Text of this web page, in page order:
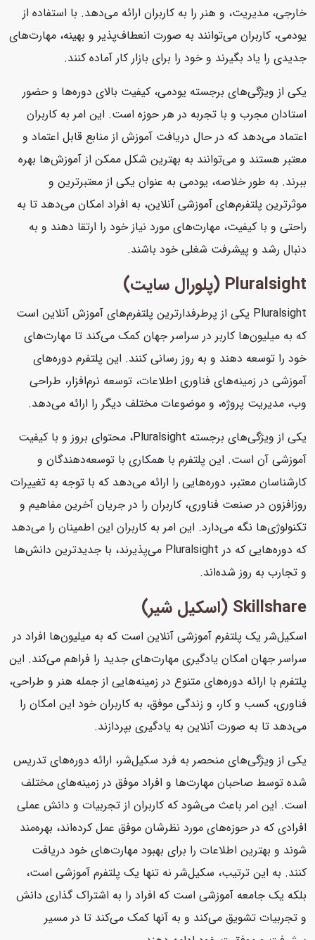
خارجی، مدیریت، و هنر را به کاربران ارائه می‌دهد. با استفاده از
یودمی، کاربران می‌توانند به صورت انعطاف‌پذیر و بهینه، مهارت‌های
جدیدی را یاد بگیرند و خود را برای بازار کار آماده کنند.
یکی از ویژگی‌های برجسته یودمی، کیفیت بالای دوره‌ها و حضور
استادان مجرب و با تجربه در هر حوزه است. این امر به کاربران
اعتماد می‌دهد که در حال دریافت آموزش از منابع قابل اعتماد و
معتبر هستند و می‌توانند به بهترین شکل ممکن از آموزش‌ها بهره
ببرند. به طور خلاصه، یودمی به عنوان یکی از معتبرترین و
موثرترین پلتفرم‌های آموزشی آنلاین، به افراد امکان می‌دهد تا به
راحتی و با کیفیت، مهارت‌های مورد نیاز خود را ارتقا دهند و به
دنبال رشد و پیشرفت شغلی خود باشند.
Pluralsight (پلورال سایت)
Pluralsight یکی از پرطرفدارترین پلتفرم‌های آموزش آنلاین است
که به میلیون‌ها کاربر در سراسر جهان کمک می‌کند تا مهارت‌های
خود را توسعه دهند و به روز رسانی کنند. این پلتفرم دوره‌های
آموزشی در زمینه‌های فناوری اطلاعات، توسعه نرم‌افزار، طراحی
وب، مدیریت پروژه، و موضوعات مختلف دیگر را ارائه می‌دهد.
یکی از ویژگی‌های برجسته Pluralsight، محتوای بروز و با کیفیت
آموزشی آن است. این پلتفرم با همکاری با توسعه‌دهندگان و
کارشناسان معتبر، دوره‌هایی را ارائه می‌دهد که با توجه به تغییرات
روزافزون در صنعت فناوری، کاربران را در جریان آخرین مفاهیم و
تکنولوژی‌ها نگه می‌دارد. این امر به کاربران این اطمینان را می‌دهد
که دوره‌هایی که در Pluralsight می‌پذیرند، با جدیدترین دانش‌ها
و تجارب به روز شده‌اند.
Skillshare (اسکیل شیر)
اسکیل‌شر یک پلتفرم آموزشی آنلاین است که به میلیون‌ها افراد در
سراسر جهان امکان یادگیری مهارت‌های جدید را فراهم می‌کند. این
پلتفرم با ارائه دوره‌های متنوع در زمینه‌هایی از جمله هنر و طراحی،
فناوری، کسب و کار، و زندگی موفق، به کاربران خود این امکان را
می‌دهد تا به صورت آنلاین به یادگیری بپردازند.
یکی از ویژگی‌های منحصر به فرد سکیل‌شر، ارائه دوره‌های تدریس
شده توسط صاحبان مهارت‌ها و افراد موفق در زمینه‌های مختلف
است. این امر باعث می‌شود که کاربران از تجربیات و دانش عملی
افرادی که در حوزه‌های مورد نظرشان موفق عمل کرده‌اند، بهره‌مند
شوند و بهترین اطلاعات را برای بهبود مهارت‌های خود دریافت
کنند. به این ترتیب، سکیل‌شر نه تنها یک پلتفرم آموزشی است،
بلکه یک جامعه آموزشی است که افراد را به اشتراک گذاری دانش
و تجربیات تشویق می‌کند و به آنها کمک می‌کند تا در مسیر